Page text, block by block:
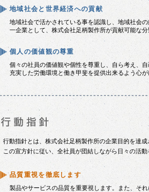
地域社会と世界経済への貢献
地域社会で活かされている事を認識し、地域社会
一企業として、株式会社足柄製作所が貢献可能な
個人の価値観の尊重
個々の社員の価値観や個性を尊重し、自ら考え、
充実した労働環境と働き甲斐を提供出来るよう心
行動指針とは、株式会社足柄製作所の企業目的を達
この宣方針に従い、全社員が団結しながら日々の活
品質重視を徹底します
製品やサービスの品質を重要視します。また、そ